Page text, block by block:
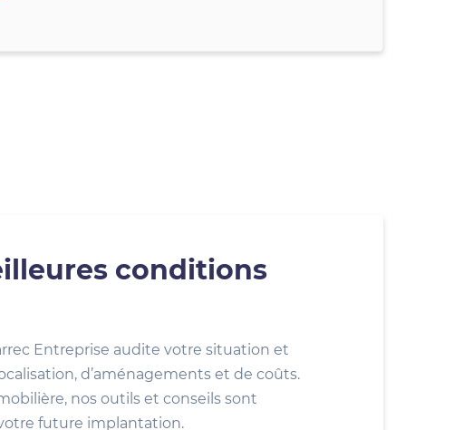
conditions
Entreprise audite votre situation et
d’aménagements et de coûts.
nos outils et conseils sont
votre future implantation.